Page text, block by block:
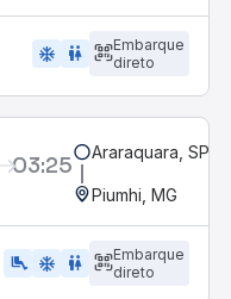
ac_unit wc
Embarque
direto
03:25 Araraquara, SP -
Piumhi, MG
airline_seat_legroom_extra ac_unit wc
Embarque
direto